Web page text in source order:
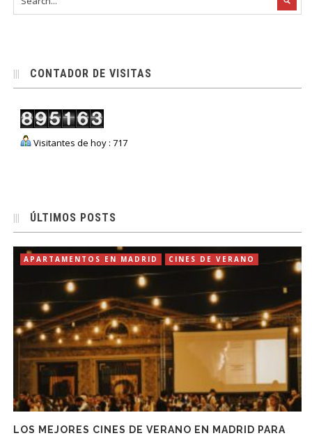
CONTADOR DE VISITAS
Visitantes de hoy : 717
ÚLTIMOS POSTS
APARTAMENTOS EN MADRID CINES DE VERANO
LOS MEJORES CINES DE VERANO EN MADRID PARA